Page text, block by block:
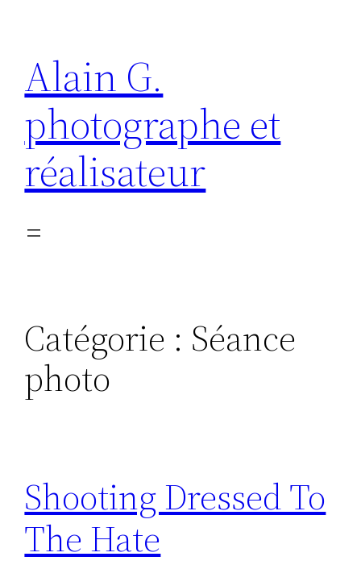
contenu
Alain G.
photographe et
réalisateur
Catégorie : Séance
photo
Shooting Dressed To
The Hate